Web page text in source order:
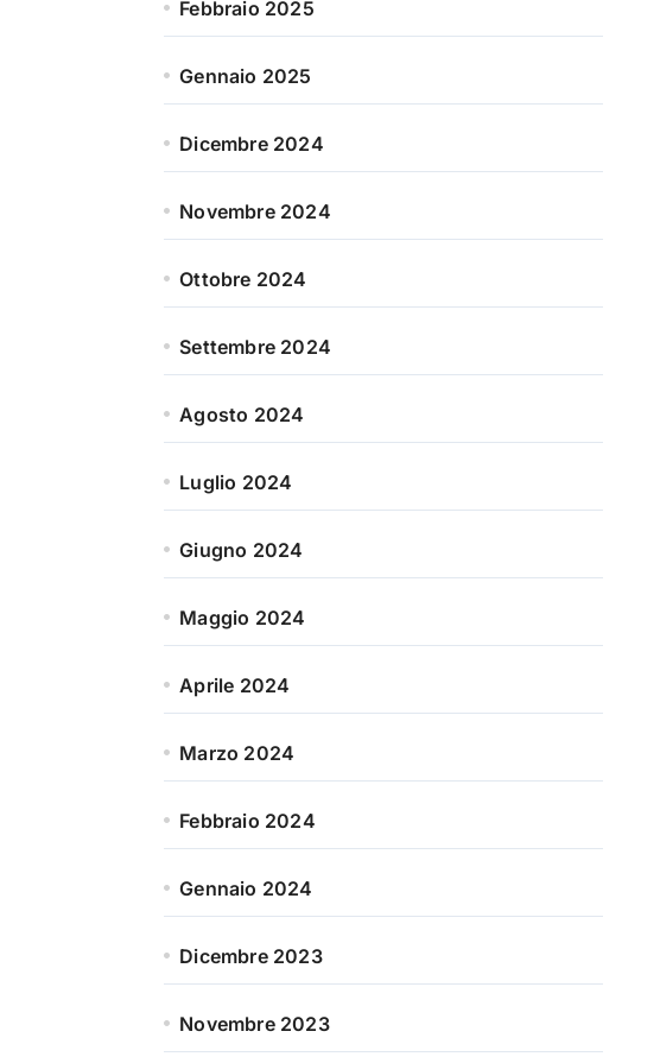
Febbraio 2025
Gennaio 2025
Dicembre 2024
Novembre 2024
Ottobre 2024
Settembre 2024
Agosto 2024
Luglio 2024
Giugno 2024
Maggio 2024
Aprile 2024
Marzo 2024
Febbraio 2024
Gennaio 2024
Dicembre 2023
Novembre 2023